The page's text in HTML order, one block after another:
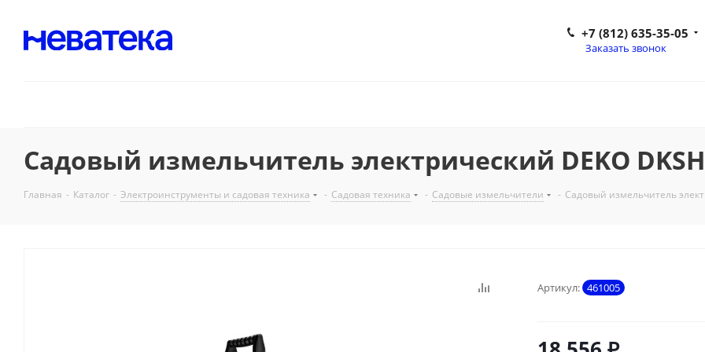
+7 (812) 635-35-05
Заказать звонок
Садовый измельчитель электрический DEKO
Главная - Каталог - Электроинструменты и садовая техника - Садовая техника - Садовые измельчители - Садовый измельчитель
Артикул: 461005